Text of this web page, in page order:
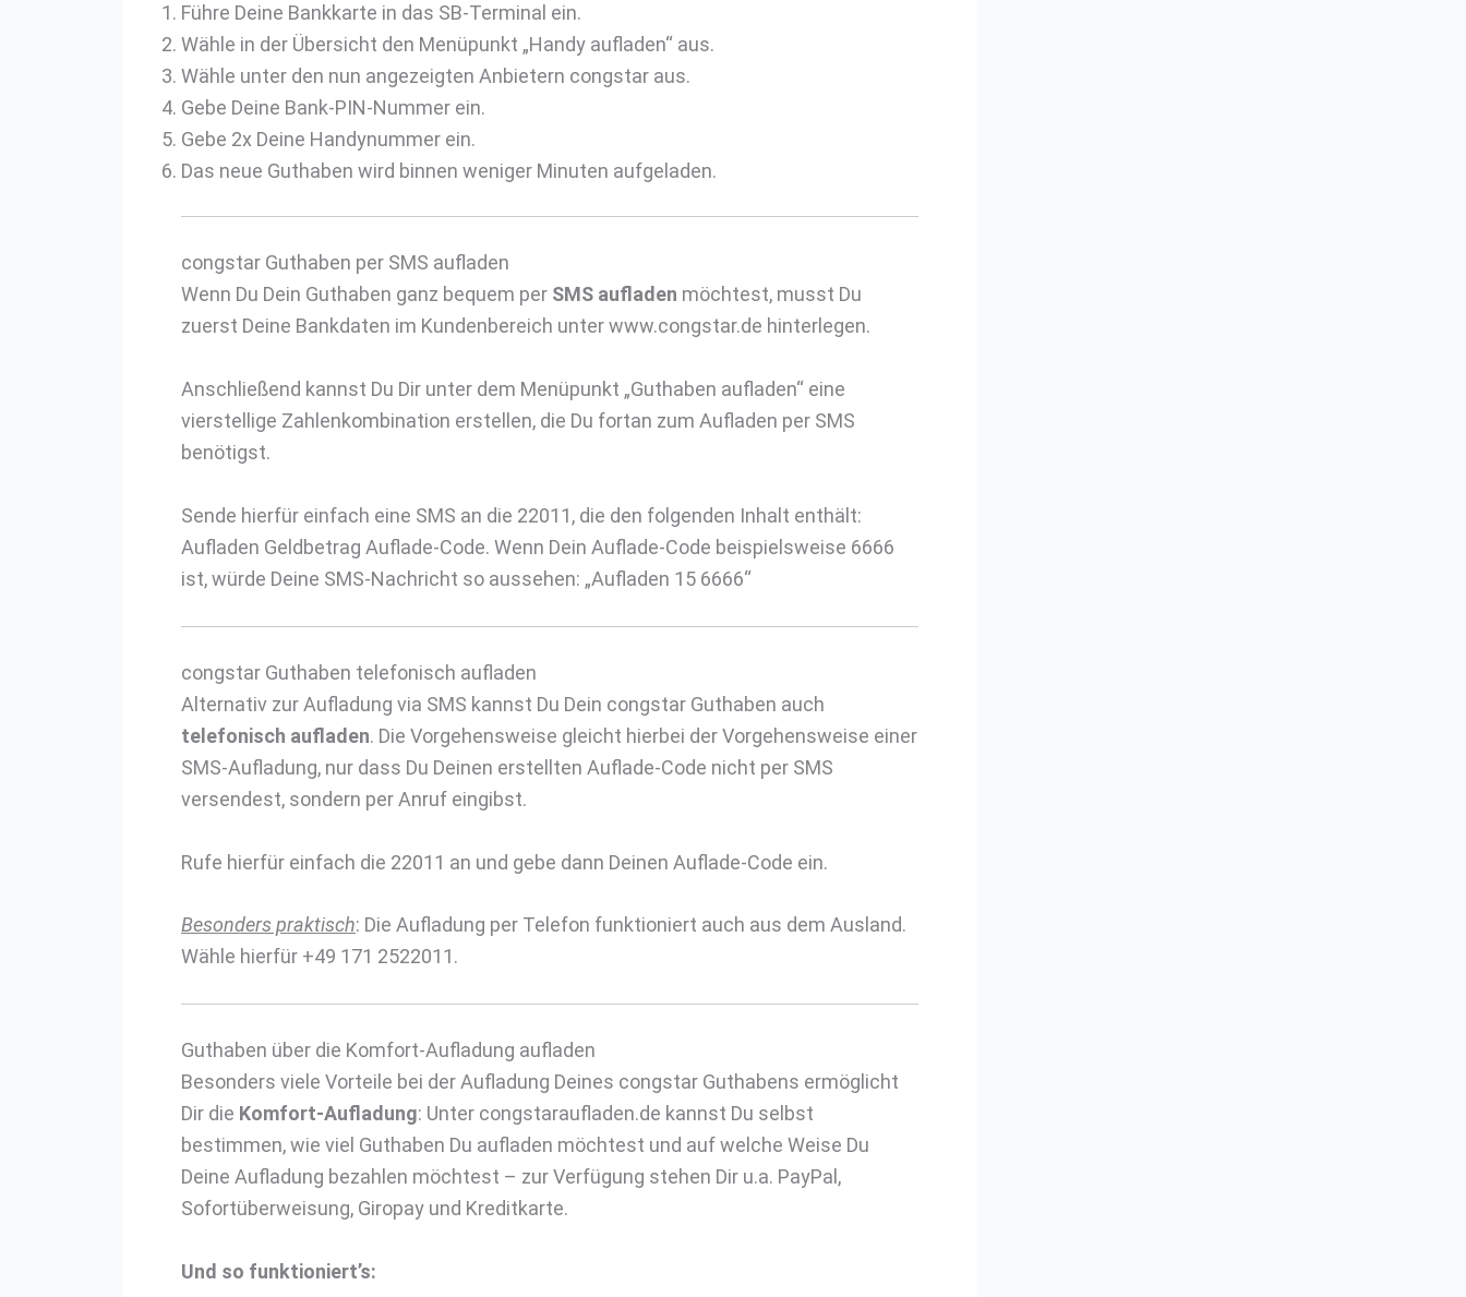
Führe Deine Bankkarte in das SB-Terminal ein.
Wähle in der Übersicht den Menüpunkt „Handy aufladen“ aus.
Wähle unter den nun angezeigten Anbietern congstar aus.
Gebe Deine Bank-PIN-Nummer ein.
Gebe 2x Deine Handynummer ein.
Das neue Guthaben wird binnen weniger Minuten aufgeladen.
congstar Guthaben per SMS aufladen
Wenn Du Dein Guthaben ganz bequem per SMS aufladen möchtest, musst Du
zuerst Deine Bankdaten im Kundenbereich unter www.congstar.de hinterlegen.
Anschließend kannst Du Dir unter dem Menüpunkt „Guthaben aufladen“ eine
vierstellige Zahlenkombination erstellen, die Du fortan zum Aufladen per SMS
benötigst.
Sende hierfür einfach eine SMS an die 22011, die den folgenden Inhalt enthält:
Aufladen Geldbetrag Auflade-Code. Wenn Dein Auflade-Code beispielsweise 6666
ist, würde Deine SMS-Nachricht so aussehen: „Aufladen 15 6666“
congstar Guthaben telefonisch aufladen
Alternativ zur Aufladung via SMS kannst Du Dein congstar Guthaben auch
telefonisch aufladen. Die Vorgehensweise gleicht hierbei der Vorgehensweise einer
SMS-Aufladung, nur dass Du Deinen erstellten Auflade-Code nicht per SMS
versendest, sondern per Anruf eingibst.
Rufe hierfür einfach die 22011 an und gebe dann Deinen Auflade-Code ein.
Besonders praktisch: Die Aufladung per Telefon funktioniert auch aus dem Ausland.
Wähle hierfür +49 171 2522011.
Guthaben über die Komfort-Aufladung aufladen
Besonders viele Vorteile bei der Aufladung Deines congstar Guthabens ermöglicht
Dir die Komfort-Aufladung: Unter congstaraufladen.de kannst Du selbst
bestimmen, wie viel Guthaben Du aufladen möchtest und auf welche Weise Du
Deine Aufladung bezahlen möchtest – zur Verfügung stehen Dir u.a. PayPal,
Sofortüberweisung, Giropay und Kreditkarte.
Und so funktioniert’s: